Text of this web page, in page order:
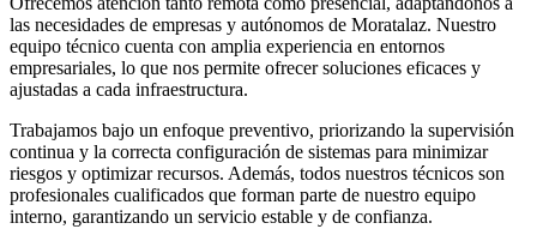
las necesidades de empresas y autónomos de Moratalaz. Nuestro
equipo técnico cuenta con amplia experiencia en entornos
empresariales, lo que nos permite ofrecer soluciones eficaces y
ajustadas a cada infraestructura.
Trabajamos bajo un enfoque preventivo, priorizando la supervisión
continua y la correcta configuración de sistemas para minimizar
riesgos y optimizar recursos. Además, todos nuestros técnicos son
profesionales cualificados que forman parte de nuestro equipo
interno, garantizando un servicio estable y de confianza.